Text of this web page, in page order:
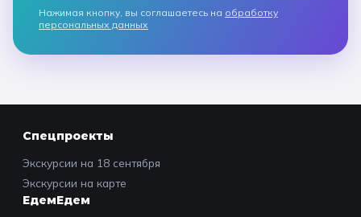
Нажимая кнопку, вы соглашаетесь на обработку
персональных данных
Спецпроекты
Экскурсии на 18 сентября
Экскурсии на карте
ЕдемЕдем